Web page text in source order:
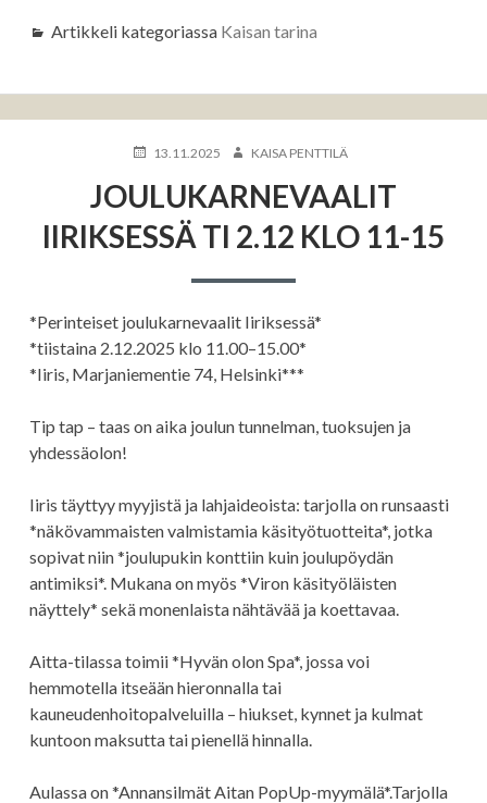
Artikkeli kategoriassa Kaisan tarina
KIRJOITETTU
13.11.2025 KIRJOITTAJA
KAISA PENTTILÄ
JOULUKARNEVAALIT
IIRIKSESSÄ TI 2.12 KLO 11-15
*Perinteiset joulukarnevaalit Iiriksessä*
*tiistaina 2.12.2025 klo 11.00–15.00*
*Iiris, Marjaniementie 74, Helsinki***
Tip tap – taas on aika joulun tunnelman, tuoksujen ja
yhdessäolon!
Iiris täyttyy myyjistä ja lahjaideoista: tarjolla on runsaasti
*näkövammaisten valmistamia käsityötuotteita*, jotka
sopivat niin *joulupukin konttiin kuin joulupöydän
antimiksi*. Mukana on myös *Viron käsityöläisten
näyttely* sekä monenlaista nähtävää ja koettavaa.
Aitta-tilassa toimii *Hyvän olon Spa*, jossa voi
hemmotella itseään hieronnalla tai
kauneudenhoitopalveluilla – hiukset, kynnet ja kulmat
kuntoon maksutta tai pienellä hinnalla.
Aulassa on *Annansilmät Aitan PopUp-myymälä*.Tarjolla